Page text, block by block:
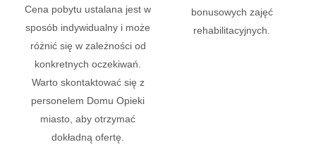
Cena pobytu ustalana jest w
sposób indywidualny i może
różnić się w zależności od
konkretnych oczekiwań.
Warto skontaktować się z
personelem Domu Opieki
miasto, aby otrzymać
dokładną ofertę.
bonusowych zajęć
rehabilitacyjnych.